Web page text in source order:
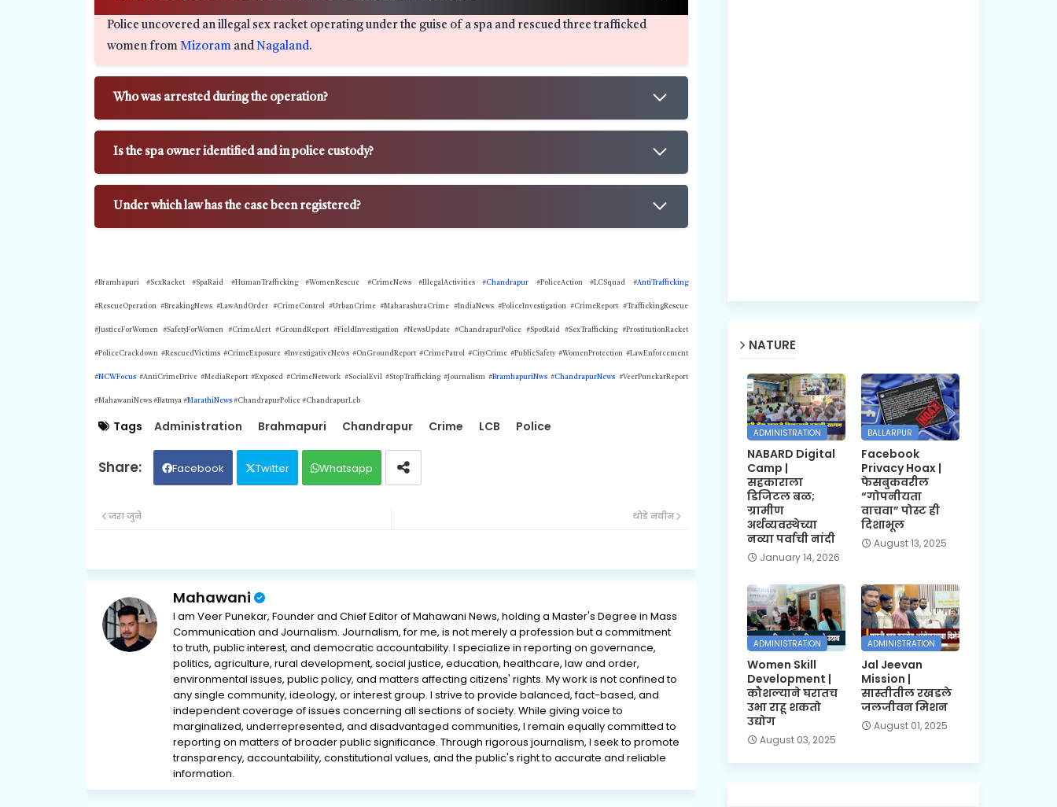
Police uncovered an illegal sex racket operating under the guise of a spa and rescued three trafficked
women from Mizoramand Nagaland.
Who was arrested during the operation?
Is the spa owner identified and in police custody?
Under which law has the case been registered?
#Bramhapuri #SexRacket #SpaRaid #HumanTrafficking #WomenRescue #CrimeNews #IllegalActivities #Chandrapur #PoliceAction #LCSquad #AntiTrafficking
#RescueOperation #BreakingNews #LawAndOrder #CrimeControl #UrbanCrime #MaharashtraCrime #IndiaNews #PoliceInvestigation #CrimeReport #TraffickingRescue
#JusticeForWomen #SafetyForWomen #CrimeAlert #GroundReport #FieldInvestigation #NewsUpdate #ChandrapurPolice #SpotRaid #SexTrafficking #ProstitutionRacket
#PoliceCrackdown #RescuedVictims #CrimeExposure #InvestigativeNews #OnGroundReport #CrimePatrol #CityCrime #PublicSafety #WomenProtection #LawEnforcement
#NCWFocus#AntiCrimeDrive #MediaReport #Exposed #CrimeNetwork #SocialEvil #StopTrafficking #Journalism #BramhapuriNws #ChandrapurNews #VeerPunekarReport
#MahawaniNews #Batmya #MarathiNews#ChandrapurPolice #ChandrapurLcb
Tags Administration Brahmapuri Chandrapur Crime LCB Police
Facebook Twitter Whatsapp
थोडे नवीन
जरा जुने
Mahawani
I am Veer Punekar, Founder and Chief Editor of Mahawani News, holding a Master's Degree in Mass
Communication and Journalism. Journalism, for me, is not merely a profession but a commitment
to truth, public interest, and democratic accountability. I specialize in reporting on governance,
politics, agriculture, rural development, social justice, education, healthcare, law and order,
environmental issues, public policy, and matters affecting citizens' rights. My work is not confined to
any single community, ideology, or interest group. I strive to provide balanced, fact-based, and
independent coverage of issues concerning all sections of society. While giving voice to
marginalized, underrepresented, and disadvantaged communities, I remain equally committed to
reporting on matters of broader public significance. Through rigorous journalism, I seek to promote
transparency, accountability, constitutional values, and the public's right to accurate and reliable
information.
NATURE
ADMINISTRATION
NABARD Digital
Camp |
सहकाराला
डिजिटल बळ;
ग्रामीण
अर्थव्यवस्थेच्या
नव्या पर्वाची नांदी
January 14, 2026
BALLARPUR
Facebook
Privacy Hoax |
फेसबुकवरील
“गोपनीयता
वाचवा” पोस्ट ही
दिशाभूल
August 13, 2025
ADMINISTRATION
Women Skill
Development |
कौशल्याने घरातच
उभा राहू शकतो
उद्योग
August 03, 2025
ADMINISTRATION
Jal Jeevan
Mission |
सास्तीतील रखडले
जलजीवन मिशन
August 01, 2025